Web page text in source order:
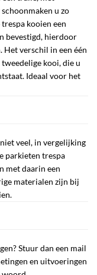
u zo
kooien een
bevestigd, hierdoor
Het verschil in een één
kooi, die u
Ideaal voor het
veel, in vergelijking
parkieten trespa
met daarin een
materialen zijn bij
Stuur dan een mail
en uitvoeringen